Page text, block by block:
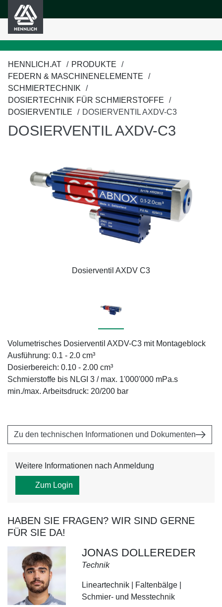
springen
HENNLICH.AT
PRODUKTE
FEDERN & MASCHINENELEMENTE
SCHMIERTECHNIK
DOSIERTECHNIK FÜR SCHMIERSTOFFE
DOSIERVENTILE
DOSIERVENTIL AXDV-C3
DOSIERVENTIL AXDV-C3
Dosierventil AXDV C3
Volumetrisches Dosierventil AXDV-C3 mit Montageblock
Ausführung: 0.1 - 2.0 cm³
Dosierbereich: 0.10 - 2.00 cm³
Schmierstoffe bis NLGI 3 / max. 1'000'000 mPa.s
min./max. Arbeitsdruck: 20/200 bar
Zu den technischen Informationen und Dokumenten
Weitere Informationen nach Anmeldung
Zum Login
HABEN SIE FRAGEN? WIR SIND GERNE
FÜR SIE DA!
JONAS DOLLEREDER
Technik
Lineartechnik | Faltenbälge |
Schmier- und Messtechnik